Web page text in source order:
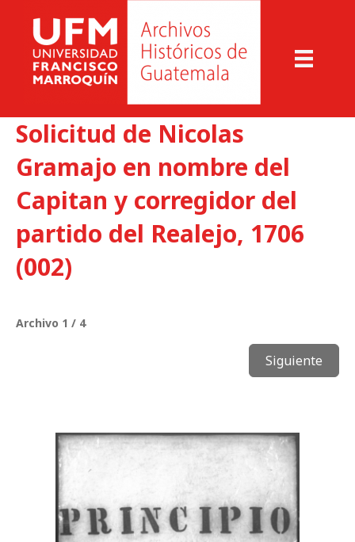
Solicitud de Nicolas
Gramajo en nombre del
Capitan y corregidor del
partido del Realejo, 1706
(002)
Archivo 1 / 4
Siguiente